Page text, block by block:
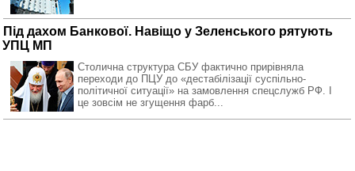
Під дахом Банкової. Навіщо у Зеленського рятують
УПЦ МП
Столична структура СБУ фактично прирівняла
переходи до ПЦУ до «дестабілізації суспільно-
політичної ситуації» на замовлення спецслужб РФ. І
це зовсім не згущення фарб...